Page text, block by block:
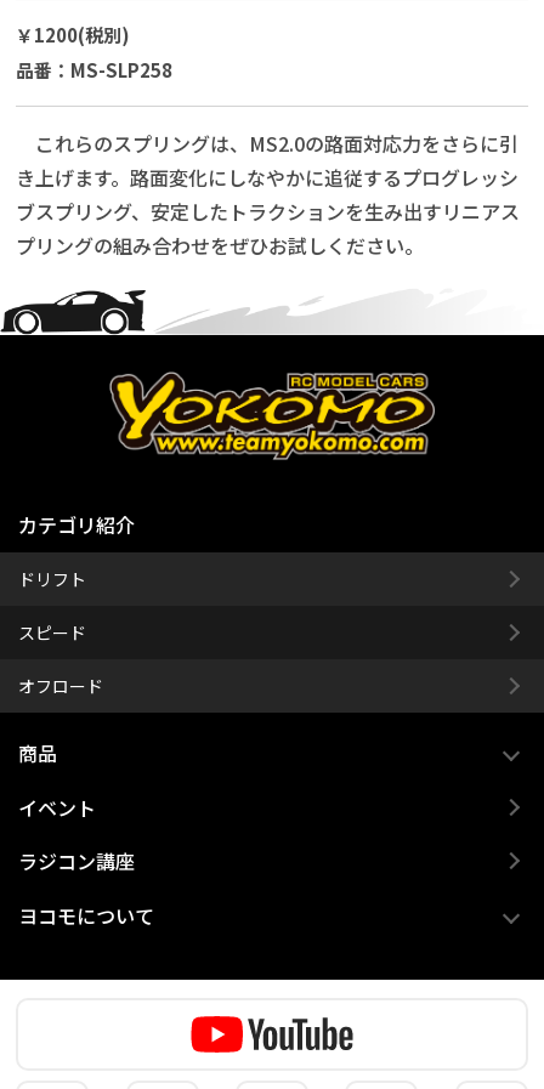
￥1200(税別)
品番：MS-SLP258
これらのスプリングは、MS2.0の路面対応力をさらに引
き上げます。路面変化にしなやかに追従するプログレッシ
ブスプリング、安定したトラクションを生み出すリニアス
プリングの組み合わせをぜひお試しください。
カテゴリ紹介
ドリフト
スピード
オフロード
商品
イベント
ラジコン講座
ヨコモについて